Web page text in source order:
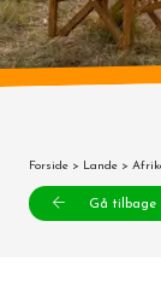
Forside > Lande >
Gå tilbage